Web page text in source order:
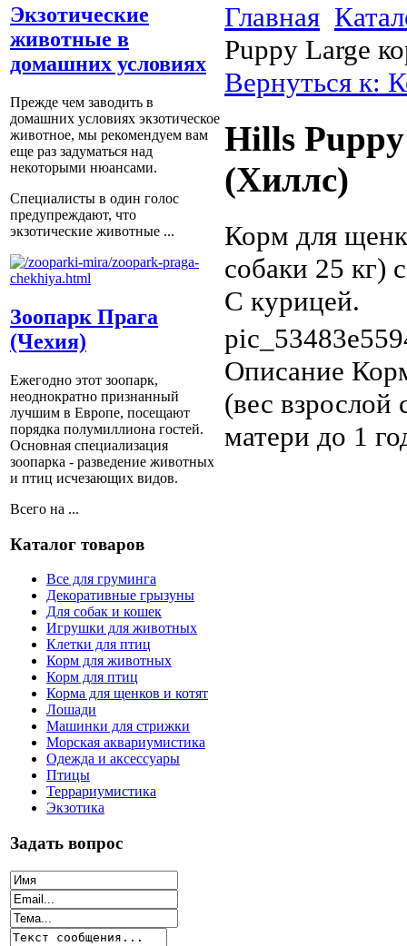
Экзотические
животные в
домашних условиях
Прежде чем заводить в
домашних условиях экзотическое
животное, мы рекомендуем вам
еще раз задуматься над
некоторыми нюансами.
Специалисты в один голос
предупреждают, что
экзотические животные ...
Зоопарк Прага
(Чехия)
Ежегодно этот зоопарк,
неоднократно признанный
лучшим в Европе, посещают
порядка полумиллиона гостей.
Основная специализация
зоопарка - разведение животных
и птиц исчезающих видов.
Всего на ...
Каталог товаров
Все для груминга
Декоративные грызуны
Для собак и кошек
Игрушки для животных
Клетки для птиц
Корм для животных
Корм для птиц
Корма для щенков и котят
Лошади
Машинки для стрижки
Морская аквариумистика
Одежда и аксессуары
Птицы
Террариумистика
Экзотика
Задать вопрос
Главная
Puppy Large
Вернуться к:
Hills
(Хиллс)
Корм для
собаки 25 кг)
С курицей.
Описание
(вес взрослой
матери до 1